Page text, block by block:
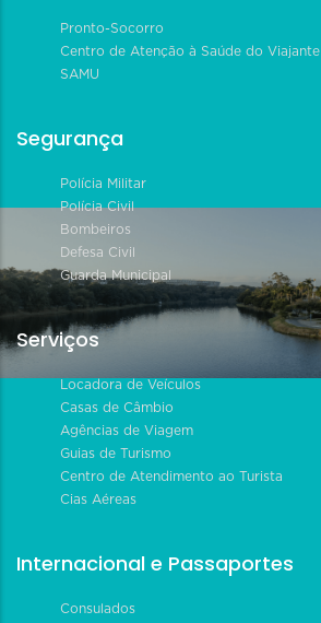
Pronto-Socorro
Centro de Atenção à Saúde do Viajante
SAMU
Segurança
Polícia Militar
Polícia Civil
Bombeiros
Defesa Civil
Guarda Municipal
Serviços
Locadora de Veículos
Casas de Câmbio
Agências de Viagem
Guias de Turismo
Centro de Atendimento ao Turista
Cias Aéreas
Internacional e Passaportes
Consulados